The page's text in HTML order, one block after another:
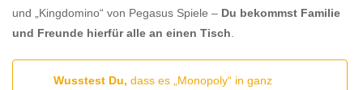
und „Kingdomino“ von Pegasus Spiele – Du bekommst Familie
und Freunde hierfür alle an einen Tisch
Wusstest Du, dass es „Monopoly“ in ganz